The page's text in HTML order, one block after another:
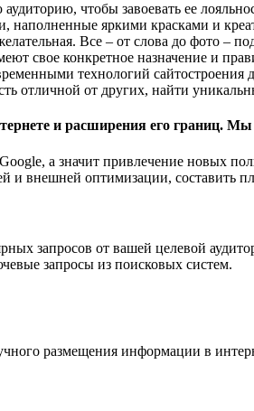
чтобы завоевать ее
наполненные яркими красками и
Все – от слова до фото –
свое конкретное назначение и
технологий
отличной от других, найти
и расширения его границ.
а значит привлечение новых
и внешней оптимизации,
запросов от вашей целевой
запросы из поисковых систем.
размещения информации в